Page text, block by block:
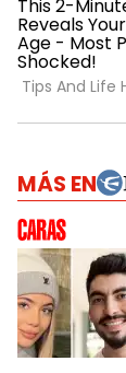
MÁS EN